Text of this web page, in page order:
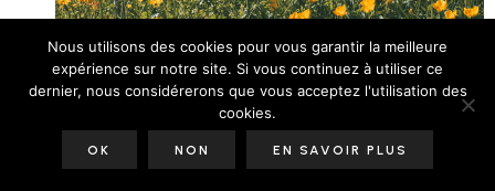
• POUR QUI EST FAIT LA RANDONNÉE DE LA
GLIÈRE EN VANOISE ?
La randonnée de La Glière est la plus belle que j’aie pu
Nous utilisons des cookies pour vous garantir la meilleure
expérience sur notre site. Si vous continuez à utiliser ce
dernier, nous considérerons que vous acceptez l'utilisation des
cookies.
OK NON EN SAVOIR PLUS